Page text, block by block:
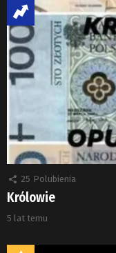
25 Polubienia
Królowie
5 lat temu